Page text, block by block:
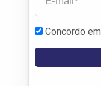
Concordo